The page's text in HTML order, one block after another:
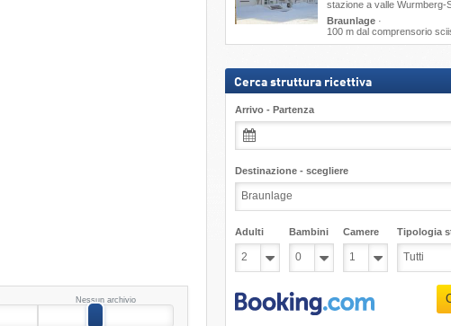
Nessun archivio
stazione a valle Wurmberg-
Braunlage·
100 m dal comprensorio
Cerca struttura ricettiva
Arrivo - Partenza
Destinazione - scegliere
Adulti Bambini Camere Tipologia